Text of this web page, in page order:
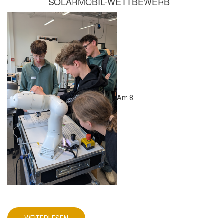
Am 8.